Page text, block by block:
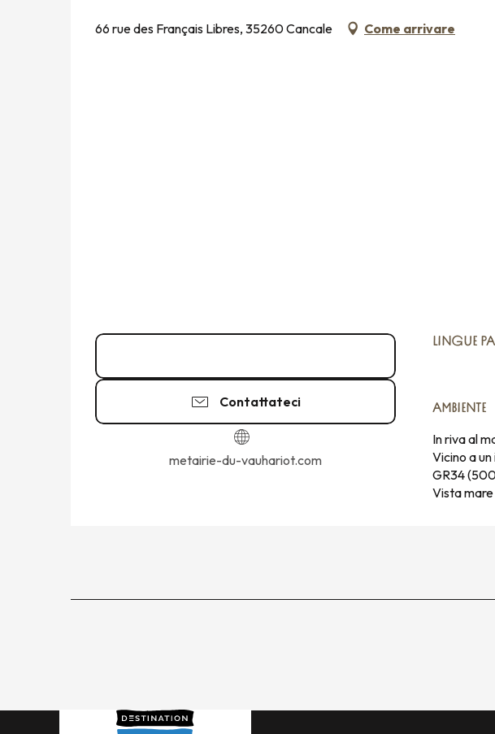
66 rue des Français Libres, 35260 Cancale Come arrivare
Contattateci
metairie-du-vauhariot.com
LINGUE
LINGUE
AMBIENTE
AMBIENTE
In riva al
Vicino a
GR34
Vista mare